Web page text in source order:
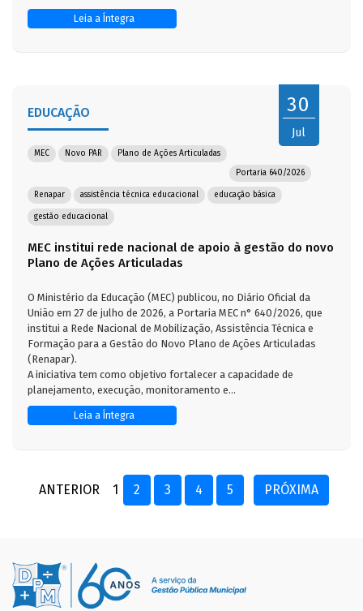
Leia a Íntegra
30
Jul
EDUCAÇÃO
MEC Novo PAR
Plano de Ações Articuladas
Portaria 640/2026
Renapar assistência técnica educacional educação básica
gestão educacional
MEC institui rede nacional de apoio à gestão do novo
Plano de Ações Articuladas
O Ministério da Educação (MEC) publicou, no Diário Oficial da
União em 27 de julho de 2026, a Portaria MEC n° 640/2026, que
institui a Rede Nacional de Mobilização, Assistência Técnica e
Formação para a Gestão do Novo Plano de Ações Articuladas
(Renapar).
A iniciativa tem como objetivo fortalecer a capacidade de
planejamento, execução, monitoramento e...
Leia a Íntegra
ANTERIOR 1 2 3 4 5 PRÓXIMA